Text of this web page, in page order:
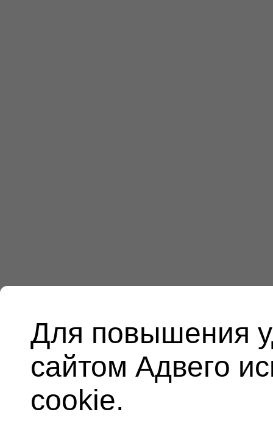
Для повышения
сайтом Адвего
cookie.